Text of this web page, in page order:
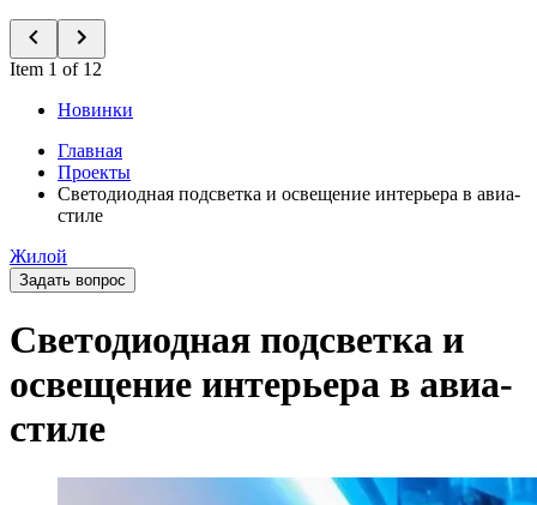
Item 1 of 12
Новинки
Главная
Проекты
Светодиодная подсветка и освещение интерьера в авиа-
стиле
Жилой
Задать вопрос
Светодиодная подсветка и
освещение интерьера в авиа-
стиле